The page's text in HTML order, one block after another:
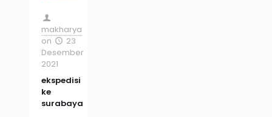
makharya
on
23
Desember
2021
ekspedisi
ke
surabaya